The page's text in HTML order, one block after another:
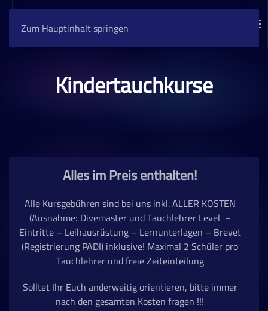
Zum Hauptinhalt springen
Kindertauchkurse
Alles im Preis enthalten!
Alle Kursgebühren sind bei uns inkl. ALLER KOSTEN
(Ausnahme: Divemaster und Tauchlehrer Level –
Eintritte – Leihausrüstung – Lernunterlagen – Brevet
(Registrierung PADI) inklusive! Maximal 2 Schüler pro
Tauchlehrer und freie Zeiteinteilung
Solltet Ihr Euch anderweitig orientieren, bitte immer
nach den gesamten Kosten fragen !!!